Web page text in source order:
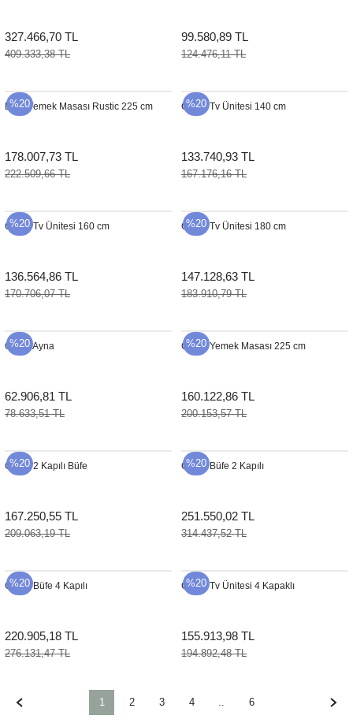
327.466,70 TL
409.333,38 TL
99.580,89 TL
124.476,11 TL
%20
Dino Yemek Masası Rustic 225 cm
178.007,73 TL
222.509,66 TL
%20
Grace Tv Ünitesi 140 cm
133.740,93 TL
167.176,16 TL
%20
Grace Tv Ünitesi 160 cm
136.564,86 TL
170.706,07 TL
%20
Grace Tv Ünitesi 180 cm
147.128,63 TL
183.910,79 TL
%20
Grace Ayna
62.906,81 TL
78.633,51 TL
%20
Grace Yemek Masası 225 cm
160.122,86 TL
200.153,57 TL
%20
Grace 2 Kapılı Büfe
167.250,55 TL
209.063,19 TL
%20
Grace Büfe 2 Kapılı
251.550,02 TL
314.437,52 TL
%20
Grace Büfe 4 Kapılı
220.905,18 TL
276.131,47 TL
%20
Grace Tv Ünitesi 4 Kapaklı
155.913,98 TL
194.892,48 TL
1 2 3 4 .. 6